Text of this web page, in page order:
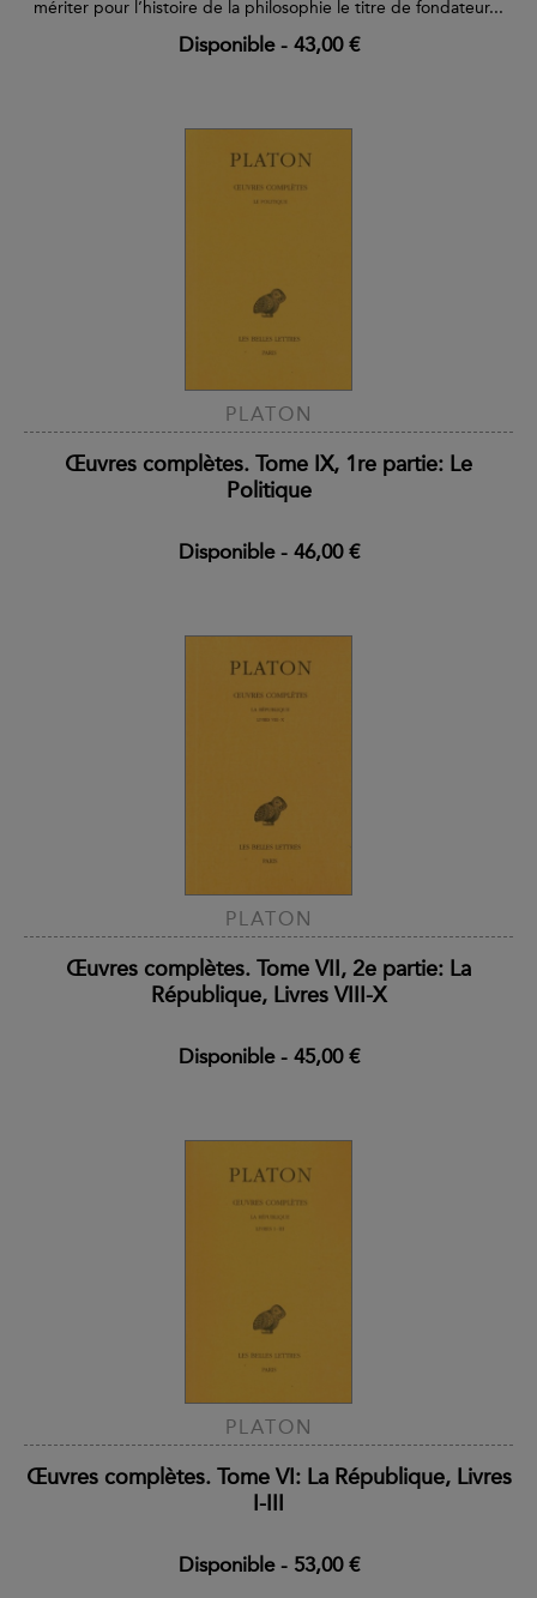
mériter pour l’histoire de la philosophie le titre de fondateur...
Disponible- 43,00 €
PLATON
Œuvres complètes. Tome IX, 1re partie: Le
Politique
Disponible- 46,00 €
PLATON
Œuvres complètes. Tome VII, 2e partie: La
République, Livres VIII-X
Disponible- 45,00 €
PLATON
Œuvres complètes. Tome VI: La République, Livres
I-III
Disponible- 53,00 €